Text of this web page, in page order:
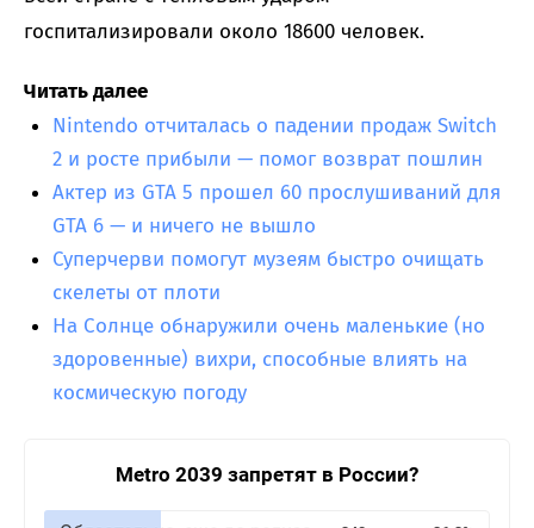
госпитализировали около 18600 человек.
Читать далее
Nintendo отчиталась о падении продаж Switch
2 и росте прибыли — помог возврат пошлин
Актер из GTA 5 прошел 60 прослушиваний для
GTA 6 — и ничего не вышло
Суперчерви помогут музеям быстро очищать
скелеты от плоти
На Солнце обнаружили очень маленькие (но
здоровенные) вихри, способные влиять на
космическую погоду
Metro 2039 запретят в России?